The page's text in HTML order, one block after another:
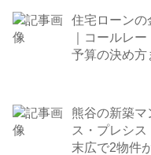
住宅ローンの
｜コールレ
予算の決め方
熊谷の新築
ス・プレシ
末広で2物件